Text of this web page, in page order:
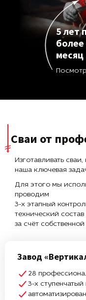
5 лет
более
месяц
Сваи от
Изготавливать
наша ключевая
Для этого мы
проводим
3-х этапный
технический
за счёт
Завод
28
3-х ступенчатый